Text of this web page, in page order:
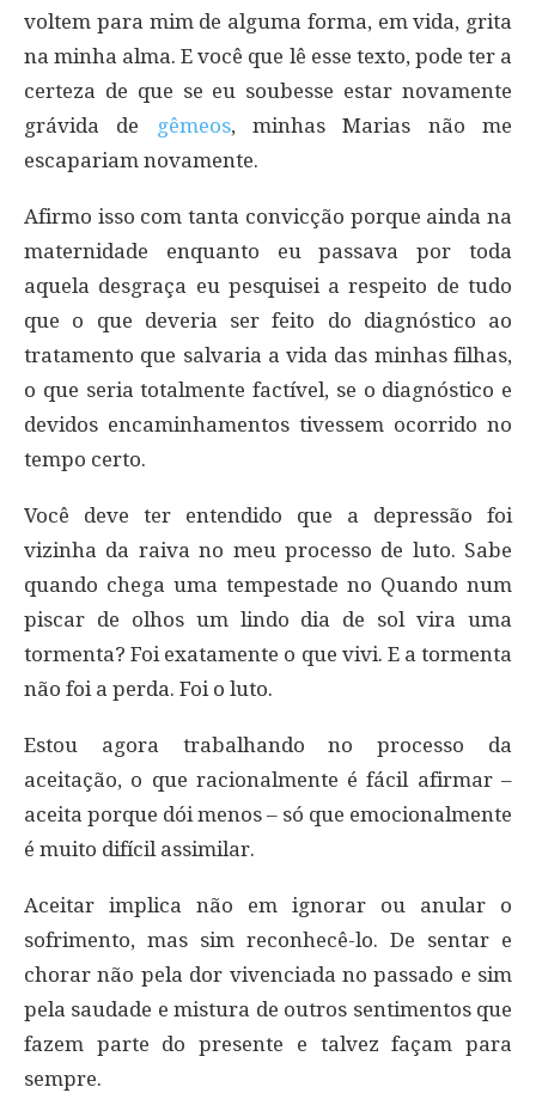
voltem para mim de alguma forma, em vida, grita
na minha alma. E você que lê esse texto, pode ter a
certeza de que se eu soubesse estar novamente
grávida de
gêmeos, minhas Marias não me
escapariam novamente.
Afirmo isso com tanta convicção porque ainda na
maternidade enquanto eu passava por toda
aquela desgraça eu pesquisei a respeito de tudo
que o que deveria ser feito do diagnóstico ao
tratamento que salvaria a vida das minhas filhas,
o que seria totalmente factível, se o diagnóstico e
devidos encaminhamentos tivessem ocorrido no
tempo certo.
Você deve ter entendido que a depressão foi
vizinha da raiva no meu processo de luto. Sabe
quando chega uma tempestade no Quando num
piscar de olhos um lindo dia de sol vira uma
tormenta? Foi exatamente o que vivi. E a tormenta
não foi a perda. Foi o luto.
Estou agora trabalhando no processo da
aceitação, o que racionalmente é fácil afirmar –
aceita porque dói menos – só que emocionalmente
é muito difícil assimilar.
Aceitar implica não em ignorar ou anular o
sofrimento, mas sim reconhecê-lo. De sentar e
chorar não pela dor vivenciada no passado e sim
pela saudade e mistura de outros sentimentos que
fazem parte do presente e talvez façam para
sempre.